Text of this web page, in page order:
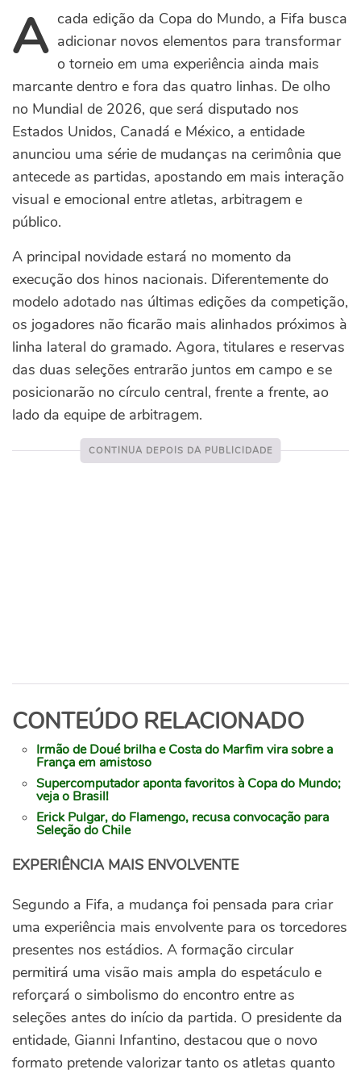
Acada edição da Copa do Mundo, a Fifa busca
adicionar novos elementos para transformar
o torneio em uma experiência ainda mais
marcante dentro e fora das quatro linhas. De olho
no Mundial de 2026, que será disputado nos
Estados Unidos, Canadá e México, a entidade
anunciou uma série de mudanças na cerimônia que
antecede as partidas, apostando em mais interação
visual e emocional entre atletas, arbitragem e
público.
A principal novidade estará no momento da
execução dos hinos nacionais. Diferentemente do
modelo adotado nas últimas edições da competição,
os jogadores não ficarão mais alinhados próximos à
linha lateral do gramado. Agora, titulares e reservas
das duas seleções entrarão juntos em campo e se
posicionarão no círculo central, frente a frente, ao
lado da equipe de arbitragem.
CONTEÚDO RELACIONADO
Irmão de Doué brilha e Costa do Marfim vira sobre a
França em amistoso
Supercomputador aponta favoritos à Copa do Mundo;
veja o Brasil!
Erick Pulgar, do Flamengo, recusa convocação para
Seleção do Chile
EXPERIÊNCIA MAIS ENVOLVENTE
Segundo a Fifa, a mudança foi pensada para criar
uma experiência mais envolvente para os torcedores
presentes nos estádios. A formação circular
permitirá uma visão mais ampla do espetáculo e
reforçará o simbolismo do encontro entre as
seleções antes do início da partida. O presidente da
entidade, Gianni Infantino, destacou que o novo
formato pretende valorizar tanto os atletas quanto